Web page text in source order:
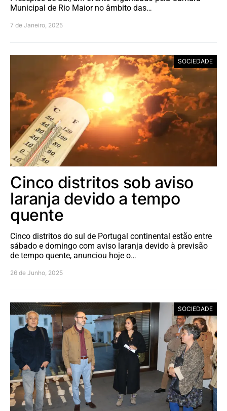
Municipal de Rio Maior no âmbito das…
7 de Janeiro, 2025
SOCIEDADE
Cinco distritos sob aviso
laranja devido a tempo
quente
Cinco distritos do sul de Portugal continental estão entre
sábado e domingo com aviso laranja devido à previsão
de tempo quente, anunciou hoje o…
26 de Junho, 2025
SOCIEDADE